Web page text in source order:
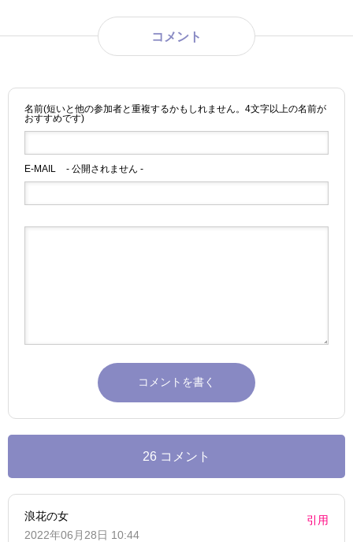
コメント
名前(短いと他の参加者と重複するかもしれません。4文字以上の名前が
おすすめです)
E-MAIL - 公開されません -
26 コメント
浪花の女
2022年06月28日 10:44
引用